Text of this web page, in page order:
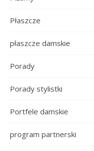
Płaszcze
płaszcze damskie
Porady
Porady stylistki
Portfele damskie
program partnerski